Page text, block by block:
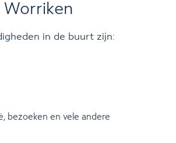
Worriken
in de buurt zijn:
bezoeken en vele andere